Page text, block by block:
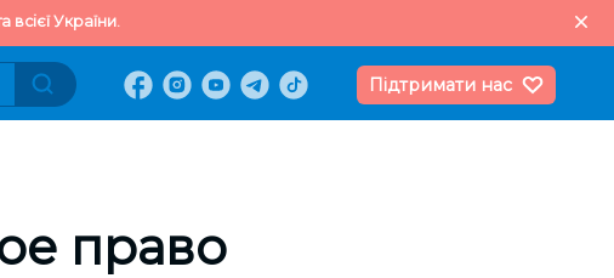
України.
Підтримати нас
право